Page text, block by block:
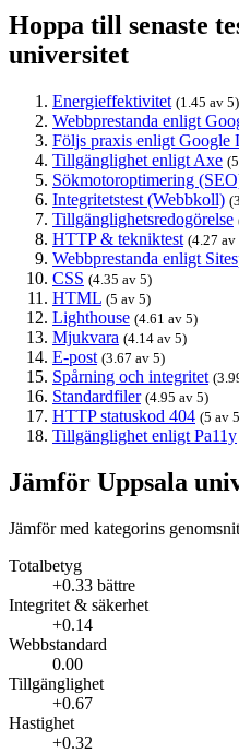
Hoppa till senaste
universitet
Energieffektivitet (1.45 av 5)
Webbprestanda enligt
Följs praxis enligt Google
Tillgänglighet enligt Axe
Sökmotoroptimering
Integritetstest (Webbkoll)
Tillgänglighetsredogörelse
HTTP & tekniktest (4.27 av
Webbprestanda enligt
CSS (4.35 av 5)
HTML (5 av 5)
Lighthouse (4.61 av 5)
Mjukvara (4.14 av 5)
E-post (3.67 av 5)
Spårning och integritet
Standardfiler (4.95 av 5)
HTTP statuskod 404 (5 av
Tillgänglighet enligt Pa11y
Jämför Uppsala
Jämför med kategorins
Totalbetyg
+0.33 bättre
Integritet & säkerhet
+0.14
Webbstandard
0.00
Tillgänglighet
+0.67
Hastighet
+0.32